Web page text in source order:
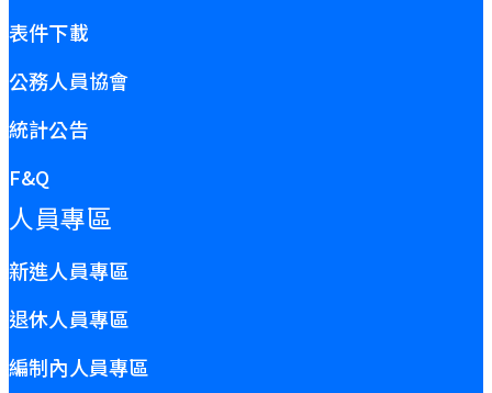
表件下載
公務人員協會
統計公告
F&Q
人員專區
新進人員專區
退休人員專區
編制內人員專區